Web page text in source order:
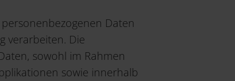
Daten
verarbeiten. Die
sowohl im Rahmen
sowie innerhalb